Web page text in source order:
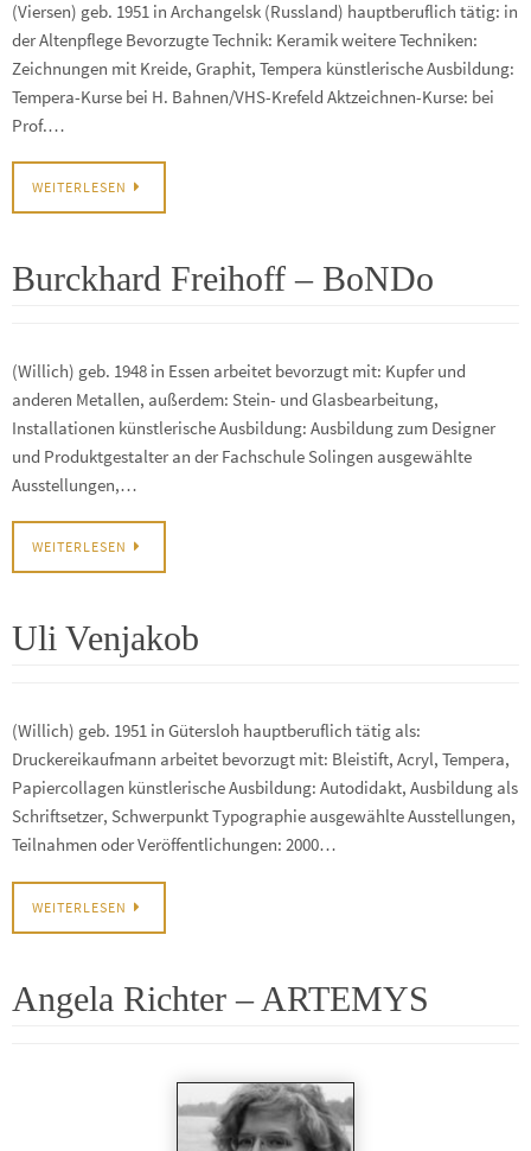
(Viersen) geb. 1951 in Archangelsk (Russland) hauptberuflich tätig: in
der Altenpflege Bevorzugte Technik: Keramik weitere Techniken:
Zeichnungen mit Kreide, Graphit, Tempera künstlerische Ausbildung:
Tempera-Kurse bei H. Bahnen/VHS-Krefeld Aktzeichnen-Kurse: bei
Prof.…
WEITERLESEN
Burckhard Freihoff – BoNDo
(Willich) geb. 1948 in Essen arbeitet bevorzugt mit: Kupfer und
anderen Metallen, außerdem: Stein- und Glasbearbeitung,
Installationen künstlerische Ausbildung: Ausbildung zum Designer
und Produktgestalter an der Fachschule Solingen ausgewählte
Ausstellungen,…
WEITERLESEN
Uli Venjakob
(Willich) geb. 1951 in Gütersloh hauptberuflich tätig als:
Druckereikaufmann arbeitet bevorzugt mit: Bleistift, Acryl, Tempera,
Papiercollagen künstlerische Ausbildung: Autodidakt, Ausbildung als
Schriftsetzer, Schwerpunkt Typographie ausgewählte Ausstellungen,
Teilnahmen oder Veröffentlichungen: 2000…
WEITERLESEN
Angela Richter – ARTEMYS